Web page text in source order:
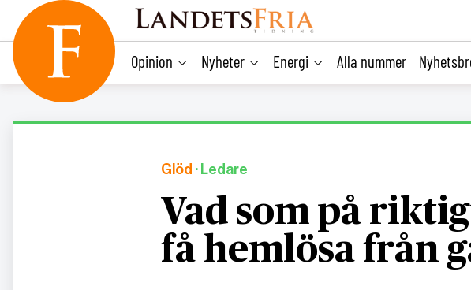
content
Opinion Nyheter Energi Alla nummer
Glöd · Ledare
Vad som på
få hemlösa från